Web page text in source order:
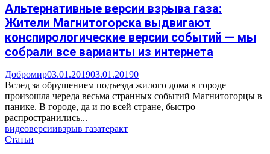
Альтернативные версии взрыва газа:
Жители Магнитогорска выдвигают
конспирологические версии событий — мы
собрали все варианты из интернета
Добромир03.01.201903.01.20190
Вслед за обрушением подъезда жилого дома в городе
произошла череда весьма странных событий Магнитогорцы в
панике. В городе, да и по всей стране, быстро
распространились...
видеоверсиивзрыв газатеракт
Статьи